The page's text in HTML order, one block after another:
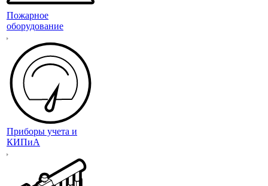
Пожарное
оборудование
Приборы учета и
КИПиА